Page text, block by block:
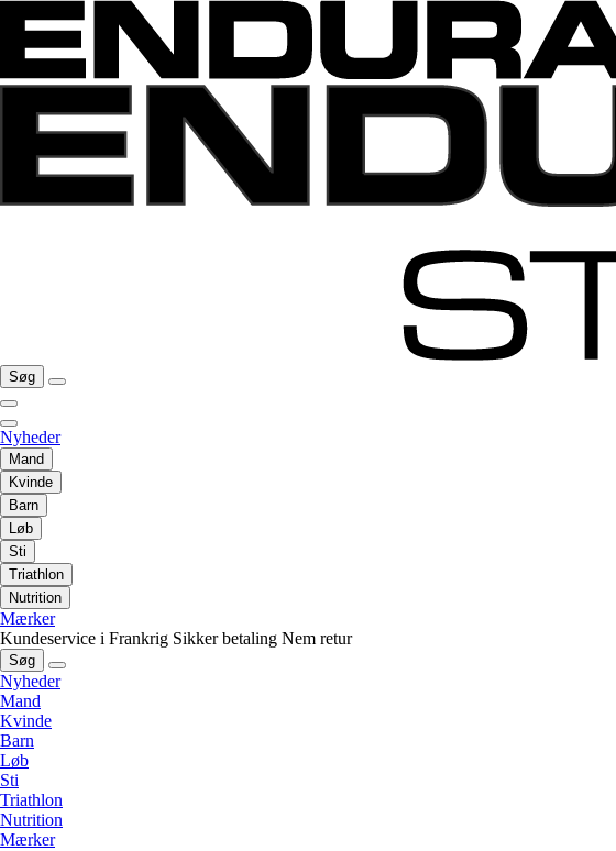
Søg
Nyheder
Mand
Kvinde
Barn
Løb
Sti
Triathlon
Nutrition
Mærker
Kundeservice i Frankrig Sikker betaling Nem retur
Søg
Nyheder
Mand
Kvinde
Barn
Løb
Sti
Triathlon
Nutrition
Mærker